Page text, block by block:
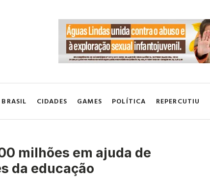
BRASIL CIDADES GAMES POLÍTICA REPERCUTIU
milhões em ajuda de
da educação